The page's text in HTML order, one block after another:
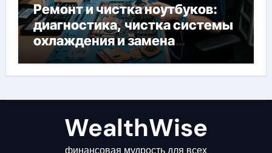
Ремонт и чистка ноутбуков:
диагностика, чистка системы
охлаждения и замена
компонентов
WealthWise
финансовая мудрость для всех